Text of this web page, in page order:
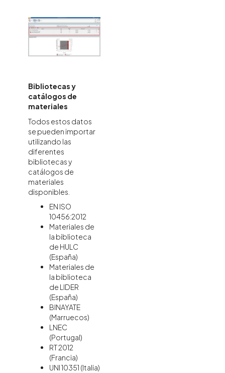
Bibliotecas y
catálogos de
materiales
Todos estos datos
se pueden importar
utilizando las
diferentes
bibliotecas y
catálogos de
materiales
disponibles.
EN ISO
10456:2012
Materiales de
la biblioteca
de HULC
(España)
Materiales de
la biblioteca
de LIDER
(España)
BINAYATE
(Marruecos)
LNEC
(Portugal)
RT 2012
(Francia)
UNI 10351 (Italia)